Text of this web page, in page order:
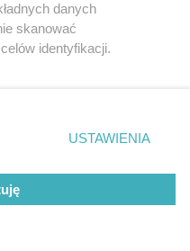
może być powielany i
części z naruszeniem prawa,
pod groźbą kary i może być
danych
skanować
identyfikacji.
ustawień prywatności
rogu strony
wymagają zgody
się takiemu
miały zastosowanie tylko
USTAWIENIA